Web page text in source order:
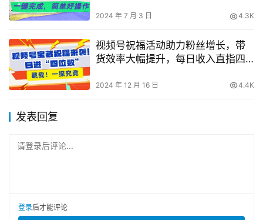
秘】
2024 年 7 月 3 日 4.3K
视频号祝福活动助力粉丝增长，带
货效率大幅提升，每日收入直指四
2024 年 12 月 16 日 4.4K
发表回复
请登录后评论...
登录后才能评论